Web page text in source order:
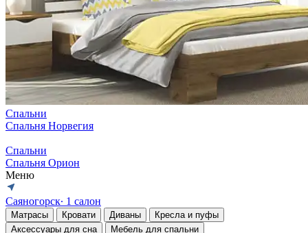
Спальни
Спальня Норвегия
Спальни
Спальня Орион
Меню
Саяногорск∙ 1 салон
Матрасы Кровати Диваны
Кресла и пуфы
Аксессуары для сна
Мебель для спальни